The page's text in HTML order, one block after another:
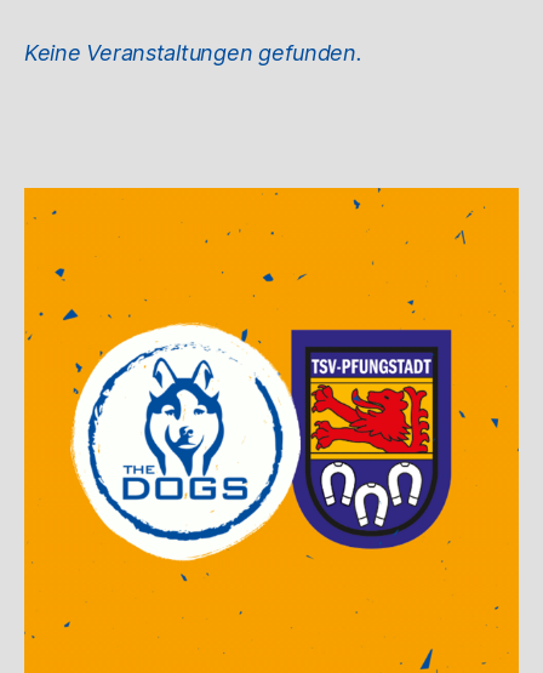
Keine Veranstaltungen gefunden.